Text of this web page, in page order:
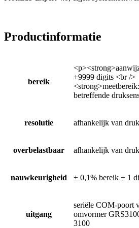
Productinformatie
bereik
+9999 digits <br />
betreffende
resolutie afhankelijk van
overbelastbaar afhankelijk van
nauwkeurigheid ± 0,1% bereik ± 1
uitgang
seriële COM-poort
omvormer
3100